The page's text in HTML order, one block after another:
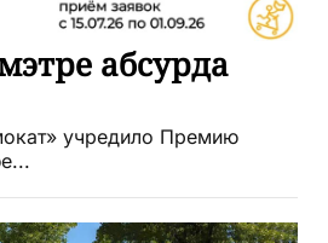
абсурда
учредило Премию